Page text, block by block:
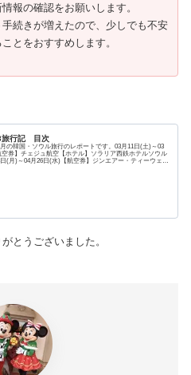
報の確認をお願いします。
続きが増えたので、少しでも不安
とをおすすめします。
行記 目次
月の韓国・ソウル旅行のレポートです。03月11日(土)～03
空券】チェジュ航空【ホテル】ソラリア西鉄ホテルソウル
(月)～04月26日(水)【航空券】ジンエアー・ティーウェイ
とうございました。